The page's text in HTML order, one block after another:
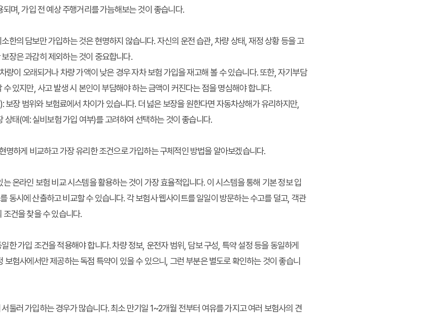
며, 가입 전 예상 주행거리를 가늠해보는 것이 좋습니다.
한의 담보만 가입하는 것은 현명하지 않습니다. 자신의 운전 습관, 차량 상태, 재정 상황 등을 고
장은 과감히 제외하는 것이 중요합니다.
량이 오래되거나 차량 가액이 낮은 경우 자차 보험 가입을 재고해 볼 수 있습니다. 또한, 자기부담
있지만, 사고 발생 시 본인이 부담해야 하는 금액이 커진다는 점을 명심해야 합니다.
: 보장 범위와 보험료에서 차이가 있습니다. 더 넓은 보장을 원한다면 자동차상해가 유리하지만,
상태(예: 실비보험 가입 여부)를 고려하여 선택하는 것이 좋습니다.
하게 비교하고 가장 유리한 조건으로 가입하는 구체적인 방법을 알아보겠습니다.
온라인 보험 비교 시스템을 활용하는 것이 가장 효율적입니다. 이 시스템을 통해 기본 정보 입
동시에 산출하고 비교할 수 있습니다. 각 보험사 웹사이트를 일일이 방문하는 수고를 덜고, 객관
건을 찾을 수 있습니다.
한 가입 조건을 적용해야 합니다. 차량 정보, 운전자 범위, 담보 구성, 특약 설정 등을 동일하게
보험사에서만 제공하는 독점 특약이 있을 수 있으니, 그런 부분은 별도로 확인하는 것이 좋습니
둘러 가입하는 경우가 많습니다. 최소 만기일 1~2개월 전부터 여유를 가지고 여러 보험사의 견